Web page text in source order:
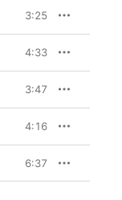
3:25
4:33
3:47
4:16
6:37